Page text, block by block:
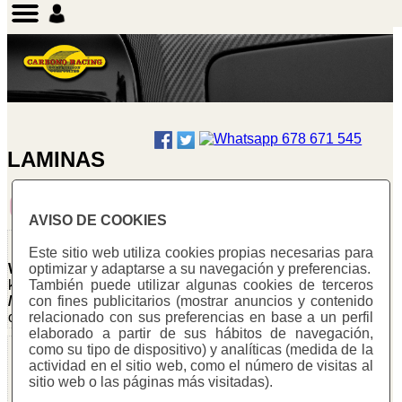
AVISO DE COOKIES
Este sitio web utiliza cookies propias necesarias para
optimizar y adaptarse a su navegación y preferencias.
También puede utilizar algunas cookies de terceros
con fines publicitarios (mostrar anuncios y contenido
relacionado con sus preferencias en base a un perfil
elaborado a partir de sus hábitos de navegación,
como su tipo de dispositivo) y analíticas (medida de la
actividad en el sitio web, como el número de visitas al
sitio web o las páginas más visitadas).
LAMINAS
Láminas Biaxial
Warning: Undefined array
key "cotitzacio" in
/homepages/0/d334671725/htdocs/web3/seccio.php
on line391
Warning :
Undefined
variable
Láminas Biaxial
Warning:
Undefined array
key "cotitzacio"
in
/homepages/0/d334671725/
on line 391
Warning:
Láminas Biaxial
Warning:
Undefined array
Láminas Biaxial
Warning: Undefined array
key "cotitzacio" in